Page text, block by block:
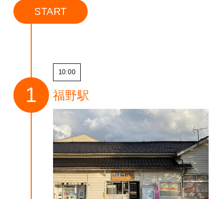
START
10:00
福野駅